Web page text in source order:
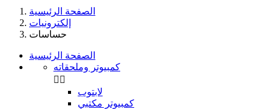
الصفحة الرئيسية
إلكترونيات
حساسات
الصفحة الرئيسية
كمبيوتر وملحقاته
 
لابتوب
كمبيوتر مكتبي